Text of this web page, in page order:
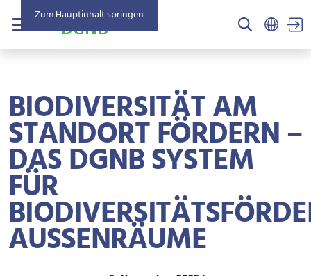
Zum Hauptinhalt springen
Menü
BIODIVERSITÄT AM
STANDORT FÖRDERN –
DAS DGNB SYSTEM
FÜR
AUSSENRÄUME